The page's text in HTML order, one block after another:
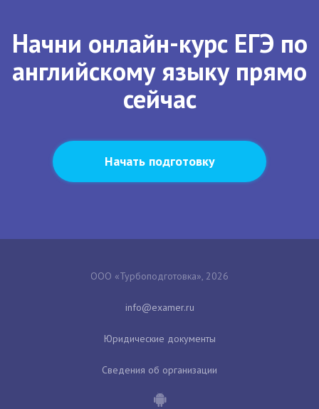
Начни онлайн-курс ЕГЭ по
английскому языку прямо
сейчас
Начать подготовку
ООО «Турбоподготовка», 2026
Юридические документы
Сведения об организации